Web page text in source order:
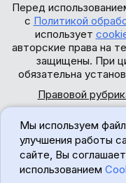
Перед
с Политикой
использует
авторские права на
защищены. При
обязательна
Правовой
Мы используем
улучшения работы
сайте, Вы
использованием